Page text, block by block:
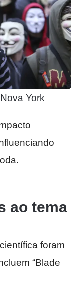
York
ao tema
foram
“Blade